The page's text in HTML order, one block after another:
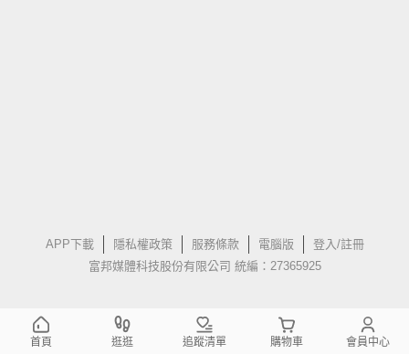
APP下載 隱私權政策 服務條款 電腦版
登入/註冊
富邦媒體科技股份有限公司 統編：27365925
首頁 逛逛 追蹤清單 購物車 會員中心